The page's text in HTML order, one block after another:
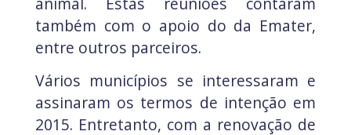
também com o apoio do da Emater,
entre outros parceiros.
Vários municípios se interessaram e
assinaram os termos de intenção em
2015. Entretanto, com a renovação de